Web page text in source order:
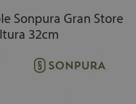
Sonpura Gran Store
32cm